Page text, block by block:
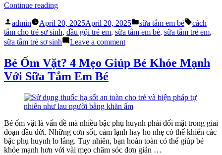
Continue reading“Điều
Cần
Biết
Trước
Dùng
Sữa
Tắm
Em
Bé”
Posted
by
admin April 20, 2025April 20, 2025
Posted
in
sữa tắm em bé Tags:
cách
tắm cho trẻ sơ sinh, dầu gội trẻ em, sữa tắm em bé, sữa tắm trẻ em,
sữa tắm trẻ sơ sinh
Leave a commenton
Bạn
Cần
Khi
Dùng
Sữa
Tắm
Em
Bé
Bé Ốm Vặt? 4 Mẹo Giúp Bé Khỏe Mạnh
Với Sữa Tắm Em Bé
Bé ốm vặt là vấn đề mà nhiều bậc phụ huynh phải đối mặt trong giai
đoạn đầu đời. Những cơn sốt, cảm lạnh hay ho nhẹ có thể khiến các
bậc phụ huynh lo lắng. Tuy nhiên, bạn hoàn toàn có thể giúp bé
khỏe mạnh hơn với vài mẹo chăm sóc đơn giản …